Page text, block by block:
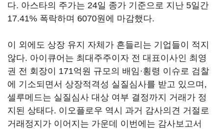
다. 아스타의 주가는 24일 종가 기준으로 지난 5일간
17.41% 폭락하며 6070원에 마감했다.
이 외에도 상장 유지 자체가 흔들리는 기업들이 적지
않다. 아이큐어는 최대주주이자 전 대표이사인 최영
권 전 회장이 171억원 규모의 배임·횡령 이슈로 검찰
에 기소되면서 상장적격성 실질심사를 받고 있으며,
셀루메드는 실질심사 대상 여부 결정까지 거래가 정
지된 상태다. 이오플로우 역시 과거 감사의견 거절로
거래정지가 이어지는 가운데 이번에는 감사보고서